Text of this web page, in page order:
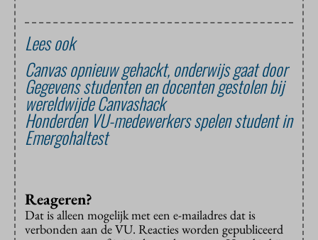
Lees ook
Canvas opnieuw gehackt, onderwijs gaat door
Gegevens studenten en docenten gestolen bij
wereldwijde Canvashack
Honderden VU-medewerkers spelen student in
Emergohaltest
Reageren?
Dat is alleen mogelijk met een e-mailadres dat is
verbonden aan de VU. Reacties worden gepubliceerd